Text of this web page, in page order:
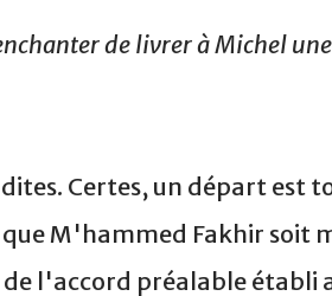
de livrer à Michel
Certes, un départ est
M'hammed Fakhir soit
l'accord préalable établi